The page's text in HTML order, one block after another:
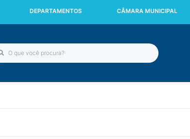
DEPARTAMENTOS CÂMARA MUNICIPAL